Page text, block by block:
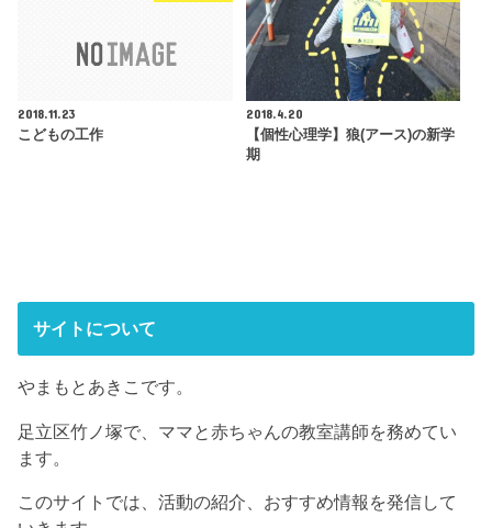
2018.11.23
こどもの工作
2018.4.20
【個性心理学】狼(アース)の新学
期
サイトについて
やまもとあきこです。
足立区竹ノ塚で、ママと赤ちゃんの教室講師を務めてい
ます。
このサイトでは、活動の紹介、おすすめ情報を発信して